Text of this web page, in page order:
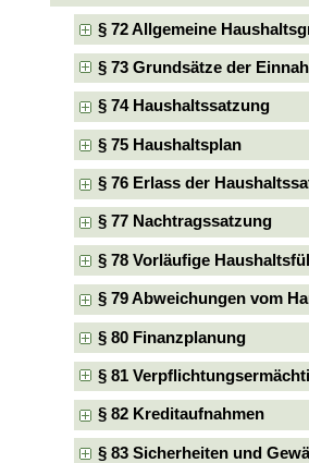
§ 72 Allgemeine
§ 73 Grundsätze der
§ 74 Haushaltssatzung
§ 75 Haushaltsplan
§ 76 Erlass der
§ 77 Nachtragssatzung
§ 78 Vorläufige
§ 79 Abweichungen vom
§ 80 Finanzplanung
§ 81
§ 82 Kreditaufnahmen
§ 83 Sicherheiten und